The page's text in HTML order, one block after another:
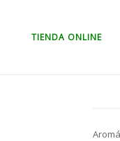
TIENDA ONLINE